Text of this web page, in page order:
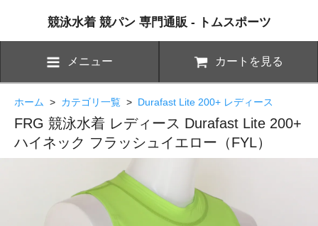
競泳水着 競パン 専門通販 - トムスポーツ
メニュー カートを見る
ホーム > カテゴリ一覧 > Durafast Lite 200+ レディース
FRG 競泳水着 レディース Durafast Lite 200+
ハイネック フラッシュイエロー（FYL）